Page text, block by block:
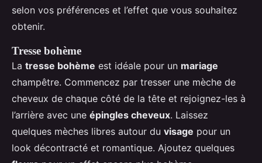
selon vos préférences et l’effet que vous souhaitez
obtenir.
Tresse bohème
La tresse bohème est idéale pour un mariage
champêtre. Commencez par tresser une mèche de
cheveux de chaque côté de la tête et rejoignez-les à
l’arrière avec une épingles cheveux. Laissez
quelques mèches libres autour du visage pour un
look décontracté et romantique. Ajoutez quelques